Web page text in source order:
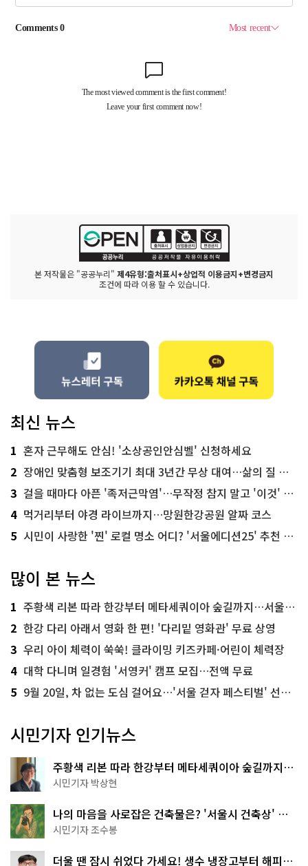
본 저작물은 "공공누리" 제4유형:출처표시+상업적 이용금지+변경금지
조건에 따라 이용 할 수 있습니다.
최신 뉴스
1 혼자 근무해도 안심! '소상공인안심벨' 신청하세요
2 장애인 맞춤형 보조기기 최대 3년간 무상 대여…삶의 질 높인다
3 걸을 때마다 아픈 '족저근막염'…무작정 참지 말고 '이것' 해보세요!
4 먹거리부터 야경 라이브까지…망원한강공원 알짜 코스
5 시민이 사랑한 '찐' 로컬 명소 어디? '서울에디션25' 추천 코스
많이 본 뉴스
1 주황색 리본 따라 한강부터 메타세쿼이아 숲길까지…서울둘레길 15코스
2 한강 다리 아래서 영화 한 편! '다리밑 영화관' 무료 상영
3 우리 아이 체력이 쑥쑥! 클라이밍 키즈카페·어린이 체력장
4 대학 다니며 일경험 '서영커' 캠프 모집…전액 무료
5 9월 20일, 차 없는 도심 걸어요…'서울 걷자 페스티벌' 선착순 5천명
시민기자 인기뉴스
주황색 리본 따라 한강부터 메타세쿼이아 숲길까지…
서울둘레길 15코스
시민기자 박상현
나의 마음을 사로잡은 건축물은? '서울시 건축상' 수
상작 공개!
시민기자 조수봉
더울 땐 잠시 쉬었다 가세요! 생수 냉장고부터 해피소